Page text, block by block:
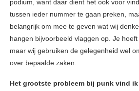
podium, want daar dient het ook voor
tussen ieder nummer te gaan preken,
belangrijk om mee te geven wat wij
hangen bijvoorbeeld vlaggen op. Je hoeft
maar wij gebruiken de gelegenheid wel
over bepaalde zaken.
Het grootste probleem bij punk vind